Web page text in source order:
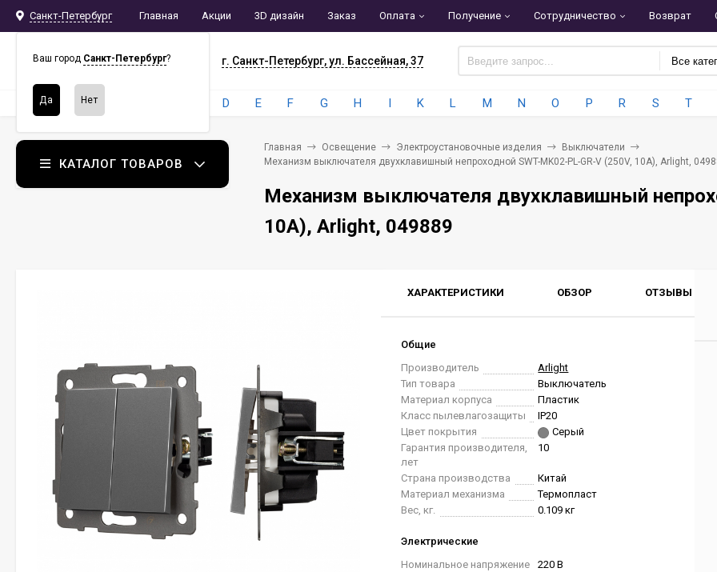
Санкт-Петербург
Ваш город Санкт-Петербург?
Главная Акции 3D дизайн Заказ Оплата Получение Сотрудничество Возврат
СПБСНАБ г. Санкт-Петербург, ул. Бассейная, 37 Все
Бренды: 4 D E F G H I K L M N O P R S T
КАТАЛОГ ТОВАРОВ
Главная Освещение Электроустановочные изделия
Выключатели
Механизм выключателя двухклавишный непроходной SWT-MK02-PL-GR-V (250V, 10A), Arlight,
Механизм выключателя двухклавишный
10A), Arlight, 049889
ХАРАКТЕРИСТИКИ ОБЗОР ОТЗЫВЫ
Общие
Производитель
Arlight
Тип товара
Выключатель
Материал корпуса
Пластик
Класс пылевлагозащиты
IP20
Цвет покрытия
Серый
Гарантия производителя,
лет
10
Страна производства
Китай
Материал механизма
Термопласт
Вес, кг.
0.109 кг
Электрические
Номинальное напряжение
220 В